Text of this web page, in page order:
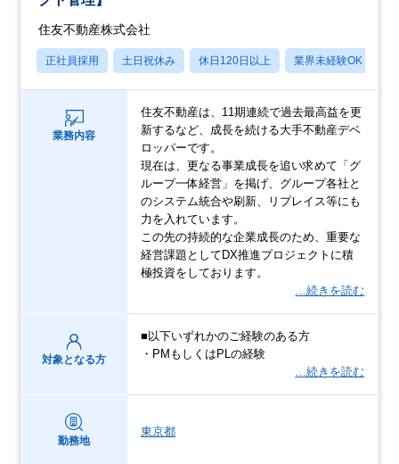
住友不動産株式会社
正社員採用 土日祝休み 休日120日以上 業界未経験OK
業務内容
住友不動産は、11期連続で過去最高益を更
新するなど、成長を続ける大手不動産デベ
ロッパーです。
現在は、更なる事業成長を追い求めて「グ
ループ一体経営」を掲げ、グループ各社と
のシステム統合や刷新、リプレイス等にも
力を入れています。
この先の持続的な企業成長のため、重要な
経営課題としてDX推進プロジェクトに積
極投資をしております。
…続きを読む
対象となる方
■以下いずれかのご経験のある方
・PMもしくはPLの経験
…続きを読む
勤務地
東京都